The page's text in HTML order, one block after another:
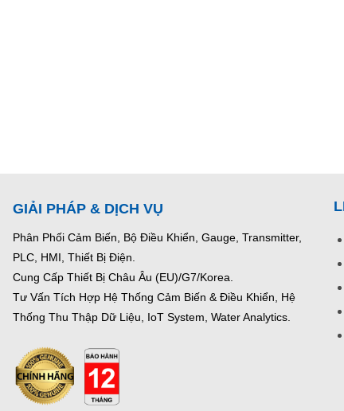
GIẢI PHÁP & DỊCH VỤ
Phân Phối Cảm Biến, Bộ Điều Khiển, Gauge, Transmitter,
PLC, HMI, Thiết Bị Điện.
Cung Cấp Thiết Bị Châu Âu (EU)/G7/Korea.
Tư Vấn Tích Hợp Hệ Thống Cảm Biến & Điều Khiển, Hệ
Thống Thu Thập Dữ Liệu, IoT System, Water Analytics.